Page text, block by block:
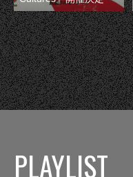
PLAYLIST